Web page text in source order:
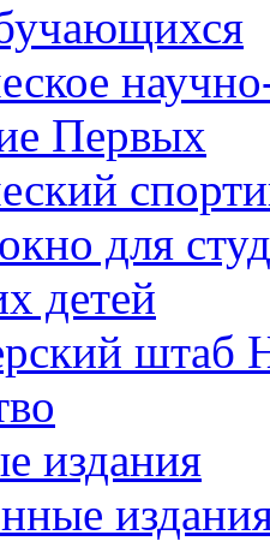
Первых
для
детей
штаб
издания